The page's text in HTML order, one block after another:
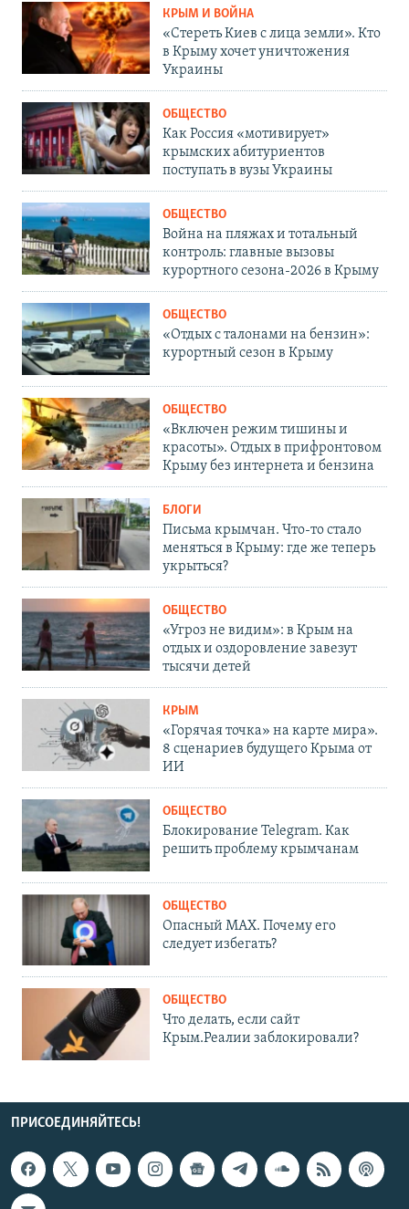
КРЫМ И ВОЙНА
«Стереть Киев с лица земли». Кто
в Крыму хочет уничтожения
Украины
ОБЩЕСТВО
Как Россия «мотивирует»
крымских абитуриентов
поступать в вузы Украины
ОБЩЕСТВО
Война на пляжах и тотальный
контроль: главные вызовы
курортного сезона-2026 в Крыму
ОБЩЕСТВО
«Отдых с талонами на бензин»:
курортный сезон в Крыму
ОБЩЕСТВО
«Включен режим тишины и
красоты». Отдых в прифронтовом
Крыму без интернета и бензина
БЛОГИ
Письма крымчан. Что-то стало
меняться в Крыму: где же теперь
укрыться?
ОБЩЕСТВО
«Угроз не видим»: в Крым на
отдых и оздоровление завезут
тысячи детей
КРЫМ
«Горячая точка» на карте мира».
8 сценариев будущего Крыма от
ИИ
ОБЩЕСТВО
Блокирование Telegram. Как
решить проблему крымчанам
ОБЩЕСТВО
Опасный MAX. Почему его
следует избегать?
ОБЩЕСТВО
Что делать, если сайт
Крым.Реалии заблокировали?
ПРИСОЕДИНЯЙТЕСЬ!